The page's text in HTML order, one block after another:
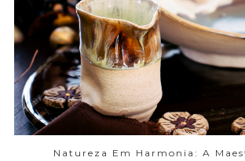
Natureza Em Harmonia: A